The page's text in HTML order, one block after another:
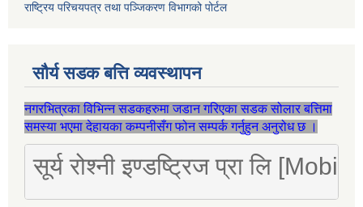
राष्ट्रिय परिचयपत्र तथा पञ्जिकरण विभागको पोर्टल
सौर्य सडक बत्ति व्यवस्थापन
नगरभित्रका विभिन्न सडकहरुमा जडान गरिएका सडक सोलार बत्तिमा
समस्या भएमा देहायका कम्पनीसँग फोन सम्पर्क गर्नुहुन अनुरोध छ ।
सूर्य रोश्नी इण्डष्ट्रिज प्रा लि